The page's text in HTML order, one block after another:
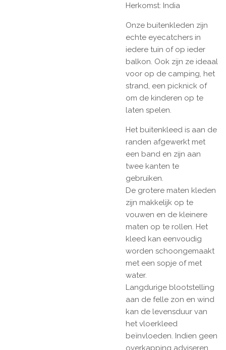
Herkomst: India
Onze buitenkleden zijn
echte eyecatchers in
iedere tuin of op ieder
balkon. Ook zijn ze ideaal
voor op de camping, het
strand, een picknick of
om de kinderen op te
laten spelen.
Het buitenkleed is aan de
randen afgewerkt met
een band en zijn aan
twee kanten te
gebruiken.
De grotere maten kleden
zijn makkelijk op te
vouwen en de kleinere
maten op te rollen. Het
kleed kan eenvoudig
worden schoongemaakt
met een sopje of met
water.
Langdurige blootstelling
aan de felle zon en wind
kan de levensduur van
het vloerkleed
beïnvloeden. Indien geen
overkapping adviseren